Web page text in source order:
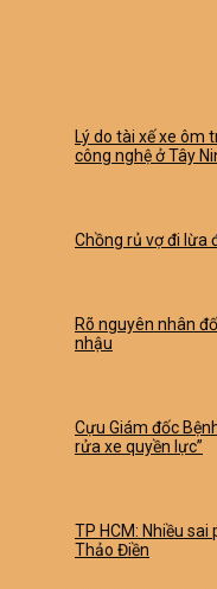
Lý do tài xế xe ôm
công nghệ ở Tây
Chồng rủ vợ đi lừa
Rõ nguyên nhân
nhậu
Cựu Giám đốc
rửa xe quyền lực”
TP HCM: Nhiều sai
Thảo Điền